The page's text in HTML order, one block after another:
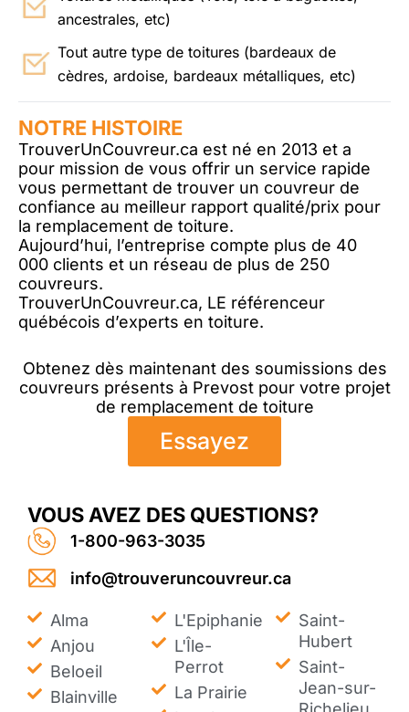
ancestrales, etc)
Tout autre type de toitures (bardeaux de
cèdres, ardoise, bardeaux métalliques, etc)
NOTRE HISTOIRE
TrouverUnCouvreur.ca est né en 2013 et a
pour mission de vous offrir un service rapide
vous permettant de trouver un couvreur de
confiance au meilleur rapport qualité/prix pour
la remplacement de toiture.
Aujourd’hui, l’entreprise compte plus de 40
000 clients et un réseau de plus de 250
couvreurs.
TrouverUnCouvreur.ca, LE référenceur
québécois d’experts en toiture.
Obtenez dès maintenant des soumissions des
couvreurs présents à Prevost pour votre projet
de remplacement de toiture
Essayez
VOUS AVEZ DES QUESTIONS?
1-800-963-3035
info@trouveruncouvreur.ca
Alma
Anjou
Beloeil
Blainville
L'Epiphanie
L'Île-
Perrot
La Prairie
Saint-
Hubert
Saint-
Jean-sur-